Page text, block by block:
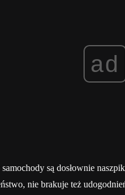
ad
są dosłownie
nie brakuje też